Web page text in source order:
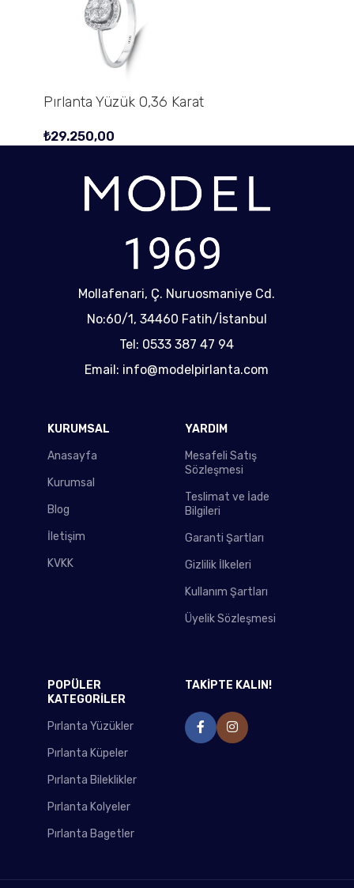
Pırlanta Yüzük 0,36 Karat
₺29.250,00
Mollafenari, Ç. Nuruosmaniye Cd.
No:60/1, 34460 Fatih/İstanbul
Tel: 0533 387 47 94
Email: info@modelpirlanta.com
KURUMSAL
Anasayfa
Kurumsal
Blog
İletişim
KVKK
YARDIM
Mesafeli Satış
Sözleşmesi
Teslimat ve İade
Bilgileri
Garanti Şartları
Gizlilik İlkeleri
Kullanım Şartları
Üyelik Sözleşmesi
POPÜLER
KATEGORİLER
Pırlanta Yüzükler
Pırlanta Küpeler
Pırlanta Bileklikler
Pırlanta Kolyeler
Pırlanta Bagetler
TAKİPTE KALIN!